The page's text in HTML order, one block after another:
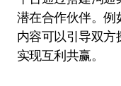
潜在合作伙伴。例
内容可以引导双
实现互利共赢。